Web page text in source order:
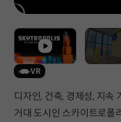
VR
디자인, 건축, 경제성, 지속
거대 도시인 스카이트로폴